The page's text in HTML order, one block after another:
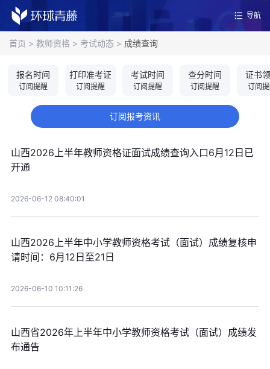
导航
首页 > 教师资格 > 考试动态 > 成绩查询
报名时间
订阅提醒
打印准考证
订阅提醒
考试时间
订阅提醒
查分时间
订阅提醒
证书
订阅
订阅报考资讯
山西2026上半年教师资格证面试成绩查询入口6月12日已
开通
2026-06-12 08:40:01
山西2026上半年中小学教师资格考试（面试）成绩复核申
请时间：6月12日至21日
2026-06-10 10:11:26
山西省2026年上半年中小学教师资格考试（面试）成绩发
布通告